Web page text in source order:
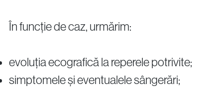
În funcție de caz, urmărim:
evoluția ecografică la reperele potrivite;
simptomele și eventualele sângerări;